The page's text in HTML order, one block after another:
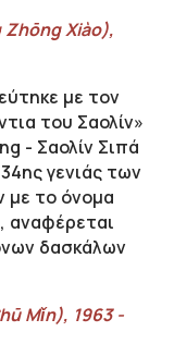
ΖhōngΧiào),
με τον
του Σαολίν»
- Σαολίν Σιπά
γενιάς των
με το όνομα
αναφέρεται
δασκάλων
Mǐn), 1963 -